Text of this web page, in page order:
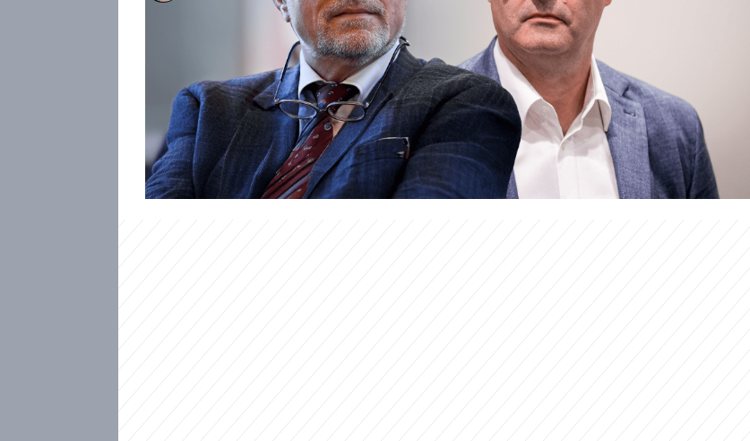
Nadávky a urážení na politické scéně neberou konce. Kvůli středeční
mimořádné schůzi o obraně ve Sněmovně, která skončila neúčastí ANO
a SPD, se do sebe na sítích pustili bývalý premiér a předseda ODS
Mirek Topolánek a expředseda pražské ODS a politik za Motoristy sobě
Boris Šťastný. Druhý jmenovaný kritizoval přístup vlády, za což ho
Topolánek počastoval výrazem „hrozný k*kot“. Neúspěšný kandidát do
Senátu si přisadil dotazem, zda expremiérovi „vymizela ranní erekce“.